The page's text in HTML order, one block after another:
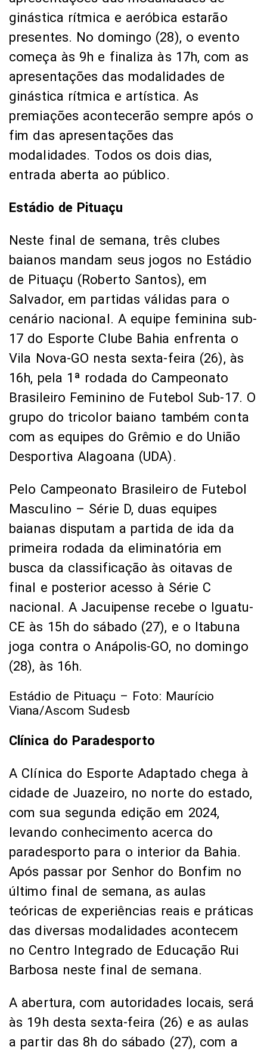
ginástica rítmica e aeróbica estarão
presentes. No domingo (28), o evento
começa às 9h e finaliza às 17h, com as
apresentações das modalidades de
ginástica rítmica e artística. As
premiações acontecerão sempre após o
fim das apresentações das
modalidades. Todos os dois dias,
entrada aberta ao público.
Estádio de Pituaçu
Neste final de semana, três clubes
baianos mandam seus jogos no Estádio
de Pituaçu (Roberto Santos), em
Salvador, em partidas válidas para o
cenário nacional. A equipe feminina sub-
17 do Esporte Clube Bahia enfrenta o
Vila Nova-GO nesta sexta-feira (26), às
16h, pela 1ª rodada do Campeonato
Brasileiro Feminino de Futebol Sub-17. O
grupo do tricolor baiano também conta
com as equipes do Grêmio e do União
Desportiva Alagoana (UDA).
Pelo Campeonato Brasileiro de Futebol
Masculino – Série D, duas equipes
baianas disputam a partida de ida da
primeira rodada da eliminatória em
busca da classificação às oitavas de
final e posterior acesso à Série C
nacional. A Jacuipense recebe o Iguatu-
CE às 15h do sábado (27), e o Itabuna
joga contra o Anápolis-GO, no domingo
(28), às 16h.
Estádio de Pituaçu – Foto: Maurício
Viana/Ascom Sudesb
Clínica do Paradesporto
A Clínica do Esporte Adaptado chega à
cidade de Juazeiro, no norte do estado,
com sua segunda edição em 2024,
levando conhecimento acerca do
paradesporto para o interior da Bahia.
Após passar por Senhor do Bonfim no
último final de semana, as aulas
teóricas de experiências reais e práticas
das diversas modalidades acontecem
no Centro Integrado de Educação Rui
Barbosa neste final de semana.
A abertura, com autoridades locais, será
às 19h desta sexta-feira (26) e as aulas
a partir das 8h do sábado (27), com a